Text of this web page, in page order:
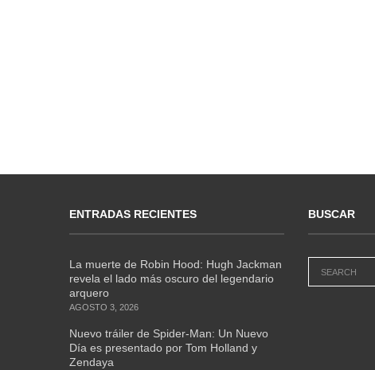
ENTRADAS RECIENTES
La muerte de Robin Hood: Hugh Jackman
revela el lado más oscuro del legendario
arquero
AGOSTO 3, 2026
Nuevo tráiler de Spider-Man: Un Nuevo
Día es presentado por Tom Holland y
Zendaya
BUSCAR